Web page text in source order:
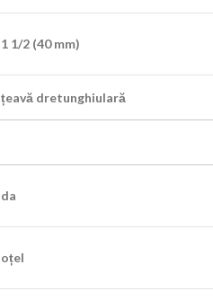
1 1/2 (40 mm)
țeavă dretunghiulară
da
oțel